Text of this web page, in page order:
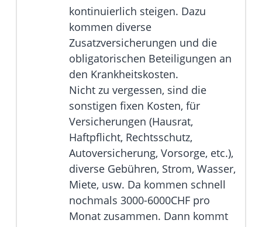
kontinuierlich steigen. Dazu
kommen diverse
Zusatzversicherungen und die
obligatorischen Beteiligungen an
den Krankheitskosten.
Nicht zu vergessen, sind die
sonstigen fixen Kosten, für
Versicherungen (Hausrat,
Haftpflicht, Rechtsschutz,
Autoversicherung, Vorsorge, etc.),
diverse Gebühren, Strom, Wasser,
Miete, usw. Da kommen schnell
nochmals 3000-6000CHF pro
Monat zusammen. Dann kommt